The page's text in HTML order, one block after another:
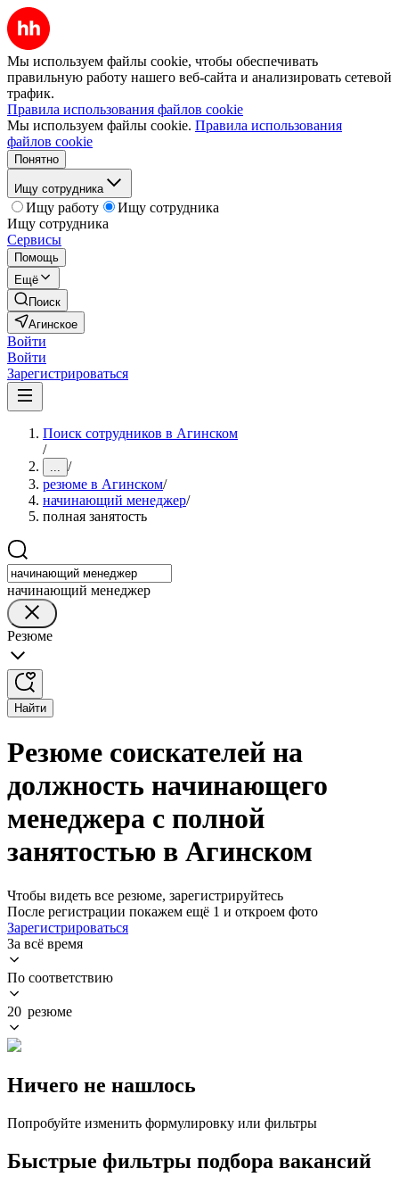
Мы используем файлы cookie, чтобы обеспечивать
правильную работу нашего веб-сайта и анализировать сетевой
трафик.
Правила использования файлов cookie
Мы используем файлы cookie. Правила использования
файлов cookie
Понятно
Ищу сотрудника
Ищу работу
Ищу сотрудника
Ищу сотрудника
Сервисы
Помощь
Ещё
Поиск
Агинское
Войти
Войти
Зарегистрироваться
Поиск сотрудников в Агинском
/
... /
резюме в Агинском/
начинающий менеджер/
полная занятость
начинающий менеджер
Резюме
Найти
Резюме соискателей на
должность начинающего
менеджера с полной
занятостью в Агинском
Чтобы видеть все резюме, зарегистрируйтесь
После регистрации покажем ещё 1 и откроем фото
Зарегистрироваться
За всё время
По соответствию
20 резюме
Ничего не нашлось
Попробуйте изменить формулировку или фильтры
Быстрые фильтры подбора вакансий